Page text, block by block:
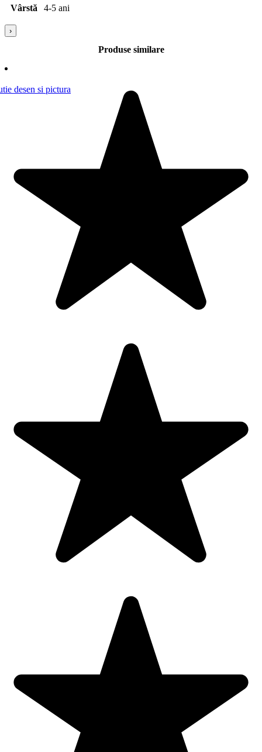
Vârstă 4-5 ani
›
Produse similare